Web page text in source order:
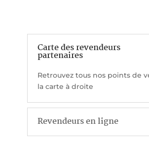
Carte des revendeurs
partenaires
Retrouvez tous nos points de
la carte à droite
Revendeurs en ligne